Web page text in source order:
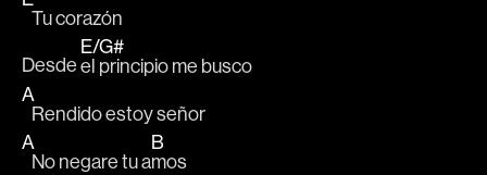
   Tu corazón
Desde
E/G#
el principio me busco
A
   Rendido estoy señor
A
   No negare tu a
B
mos